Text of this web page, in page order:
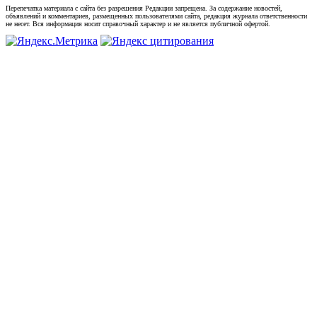
Перепечатка материала с сайта без разрешения Редакции запрещена. За содержание новостей,
объявлений и комментариев, размещенных пользователями сайта, редакция журнала ответственности
не несет. Вся информация носит справочный характер и не является публичной офертой.